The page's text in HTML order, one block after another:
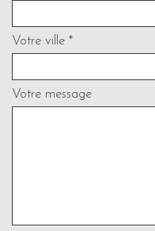
Votre ville *
Votre message